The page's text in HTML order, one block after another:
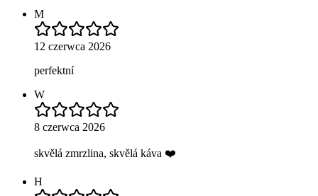
M
12 czerwca 2026
perfektní
W
8 czerwca 2026
skvělá zmrzlina, skvělá káva ❤️
H